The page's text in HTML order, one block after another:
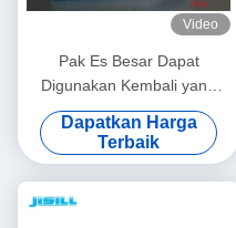
Video
Pak Es Besar Dapat
Digunakan Kembali yang
Disetujui FDA untuk
Transportasi Makanan Medis
Bentuk Kustom Tahan Bocor
Dapatkan Harga
Terbaik